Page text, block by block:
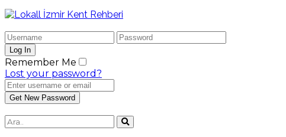
Remember Me
Lost your password?